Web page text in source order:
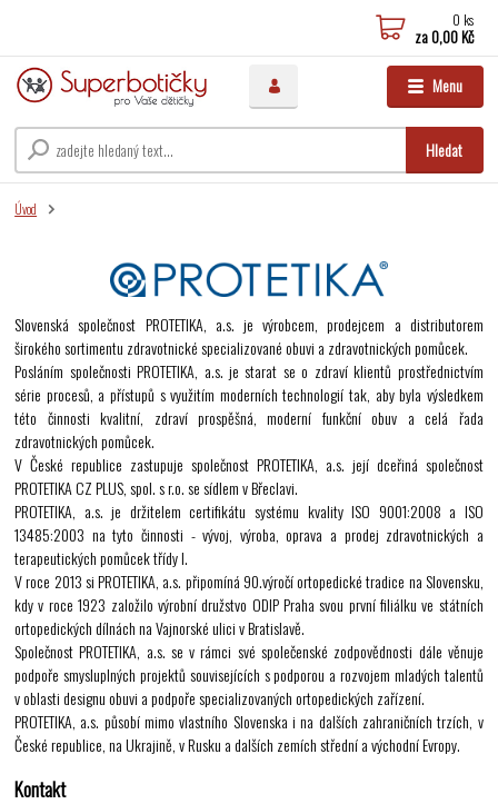
Menu
Hledat
0 ks
za0,00 Kč
Úvod
Slovenská společnost PROTETIKA, a.s. je výrobcem, prodejcem a distributorem
širokého sortimentu zdravotnické specializované obuvi a zdravotnických pomůcek.
Posláním společnosti PROTETIKA, a.s. je starat se o zdraví klientů prostřednictvím
série procesů, a přístupů s využitím moderních technologií tak, aby byla výsledkem
této činnosti kvalitní, zdraví prospěšná, moderní funkční obuv a celá řada
zdravotnických pomůcek.
V České republice zastupuje společnost PROTETIKA, a.s. její dceřiná společnost
PROTETIKA CZ PLUS, spol. s r.o. se sídlem v Břeclavi.
PROTETIKA, a.s. je držitelem certifikátu systému kvality ISO 9001:2008 a ISO
13485:2003 na tyto činnosti - vývoj, výroba, oprava a prodej zdravotnických a
terapeutických pomůcek třídy I.
V roce 2013 si PROTETIKA, a.s. připomíná 90.výročí ortopedické tradice na Slovensku,
kdy v roce 1923 založilo výrobní družstvo ODIP Praha svou první filiálku ve státních
ortopedických dílnách na Vajnorské ulici v Bratislavě.
Společnost PROTETIKA, a.s. se v rámci své společenské zodpovědnosti dále věnuje
podpoře smysluplných projektů souvisejících s podporou a rozvojem mladých talentů
v oblasti designu obuvi a podpoře specializovaných ortopedických zařízení.
PROTETIKA, a.s. působí mimo vlastního Slovenska i na dalších zahraničních trzích, v
České republice, na Ukrajině, v Rusku a dalších zemích střední a východní Evropy.
Kontakt